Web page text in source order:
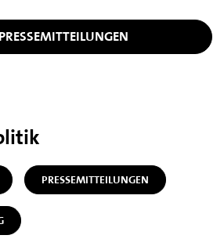
PRESSEMITTEILUNGEN